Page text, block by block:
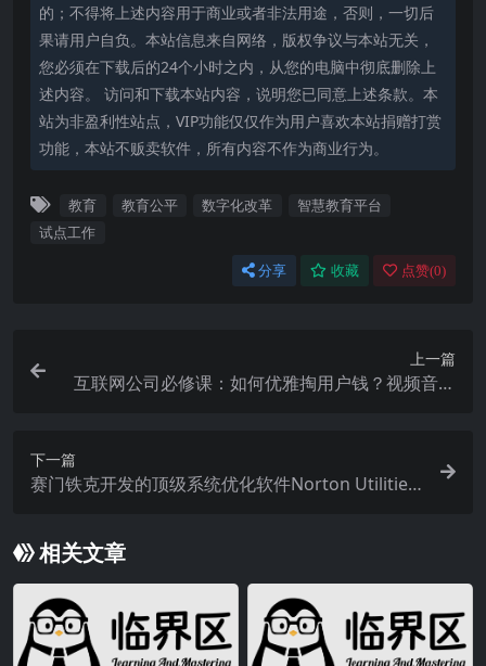
的；不得将上述内容用于商业或者非法用途，否则，一切后
果请用户自负。本站信息来自网络，版权争议与本站无关，
您必须在下载后的24个小时之内，从您的电脑中彻底删除上
述内容。 访问和下载本站内容，说明您已同意上述条款。本
站为非盈利性站点，VIP功能仅仅作为用户喜欢本站捐赠打赏
功能，本站不贩卖软件，所有内容不作为商业行为。
教育 教育公平 数字化改革
智慧教育平台
试点工作
分享 收藏 点赞(0)
上一篇
互联网公司必修课：如何优雅掏用户钱？视频音乐
下一篇
赛门铁克开发的顶级系统优化软件Norton Utilitie
相关文章